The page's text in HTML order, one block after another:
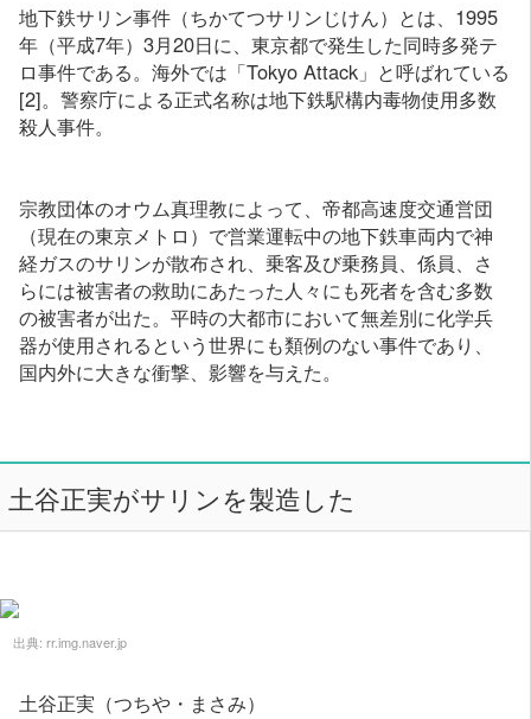
地下鉄サリン事件（ちかてつサリンじけん）とは、1995
年（平成7年）3月20日に、東京都で発生した同時多発テ
ロ事件である。海外では「Tokyo Attack」と呼ばれている
[2]。警察庁による正式名称は地下鉄駅構内毒物使用多数
殺人事件。
宗教団体のオウム真理教によって、帝都高速度交通営団
（現在の東京メトロ）で営業運転中の地下鉄車両内で神
経ガスのサリンが散布され、乗客及び乗務員、係員、さ
らには被害者の救助にあたった人々にも死者を含む多数
の被害者が出た。平時の大都市において無差別に化学兵
器が使用されるという世界にも類例のない事件であり、
国内外に大きな衝撃、影響を与えた。
土谷正実がサリンを製造した
出典: rr.img.naver.jp
土谷正実（つちや・まさみ）